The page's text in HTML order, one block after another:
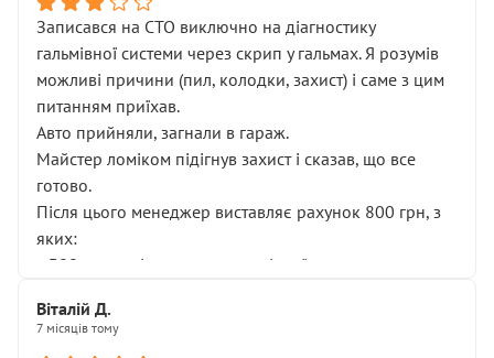
Записався на СТО виключно на діагностику
гальмівної системи через скрип у гальмах. Я розумів
можливі причини (пил, колодки, захист) і саме з цим
питанням приїхав.
Авто прийняли, загнали в гараж.
Майстер ломіком підігнув захист і сказав, що все
готово.
Після цього менеджер виставляє рахунок 800 грн, з
яких:
• 300 грн — діагностика гальмівної системи
НЕ погоджував
Віталій Д.
7 місяців тому